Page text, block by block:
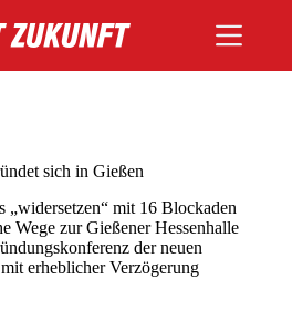
sich in Gießen
„widersetzen“ mit 16 Blockaden
Wege zur Gießener Hessenhalle
der neuen
erheblicher Verzögerung